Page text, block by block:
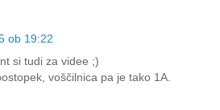
ob 19:22
si tudi za videe ;)
voščilnica pa je tako 1A.